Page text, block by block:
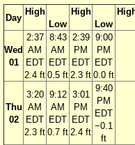
Day
High
Low
High
Low
Wed
01
2:37
AM
EDT
2.4 ft
8:43
AM
EDT
0.5 ft
2:39
PM
EDT
2.3 ft
9:00
PM
EDT
0.0 ft
Thu
02
3:20
AM
EDT
2.3 ft
9:12
AM
EDT
0.7 ft
3:01
PM
EDT
2.4 ft
9:40
PM
EDT
−0.1
ft